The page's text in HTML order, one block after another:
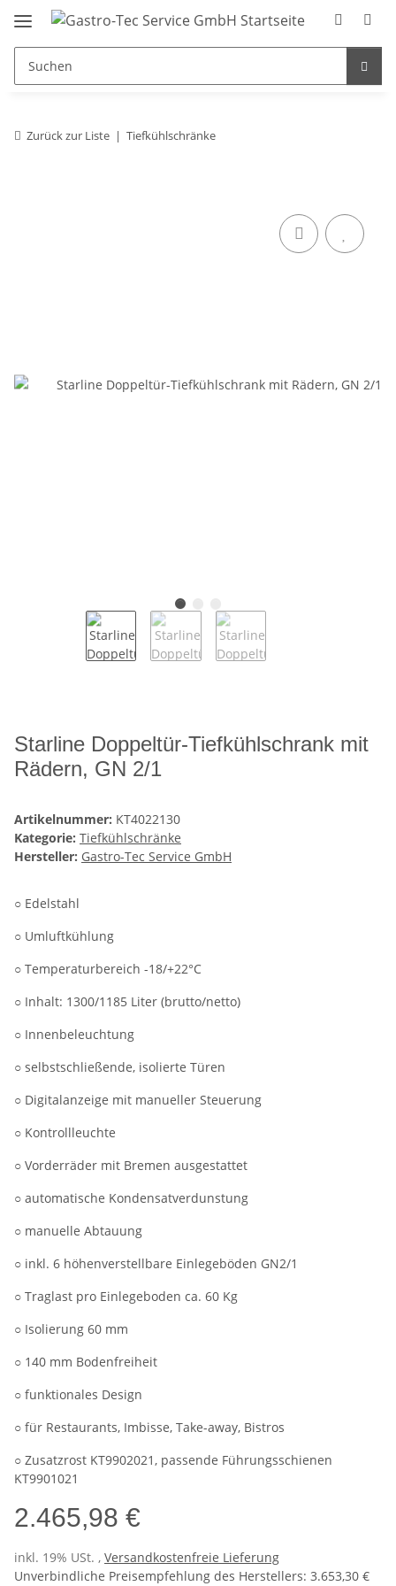
Zurück zur Liste Tiefkühlschränke
Starline Doppeltür-Tiefkühlschrank mit
Rädern, GN 2/1
Artikelnummer: KT4022130
Kategorie: Tiefkühlschränke
Hersteller: Gastro-Tec Service GmbH
○ Edelstahl
○ Umluftkühlung
○ Temperaturbereich -18/+22°C
○ Inhalt: 1300/1185 Liter (brutto/netto)
○ Innenbeleuchtung
○ selbstschließende, isolierte Türen
○ Digitalanzeige mit manueller Steuerung
○ Kontrollleuchte
○ Vorderräder mit Bremen ausgestattet
○ automatische Kondensatverdunstung
○ manuelle Abtauung
○ inkl. 6 höhenverstellbare Einlegeböden GN2/1
○ Traglast pro Einlegeboden ca. 60 Kg
○ Isolierung 60 mm
○ 140 mm Bodenfreiheit
○ funktionales Design
○ für Restaurants, Imbisse, Take-away, Bistros
○ Zusatzrost KT9902021, passende Führungsschienen
KT9901021
2.465,98 €
inkl. 19% USt. , Versandkostenfreie Lieferung
Unverbindliche Preisempfehlung des Herstellers: 3.653,30 €